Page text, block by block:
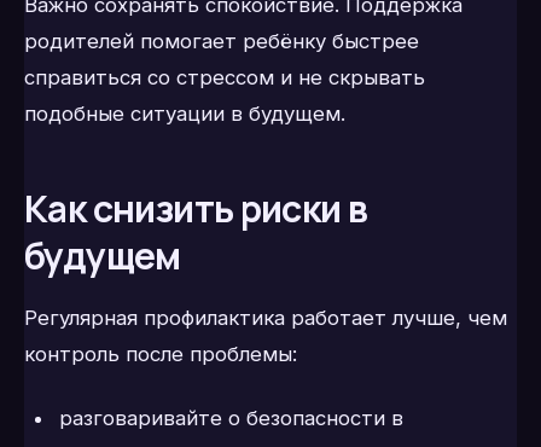
родителей помогает ребёнку быстрее
справиться со стрессом и не скрывать
подобные ситуации в будущем.
Как снизить риски в
будущем
Регулярная профилактика работает лучше, чем
контроль после проблемы:
разговаривайте о безопасности в